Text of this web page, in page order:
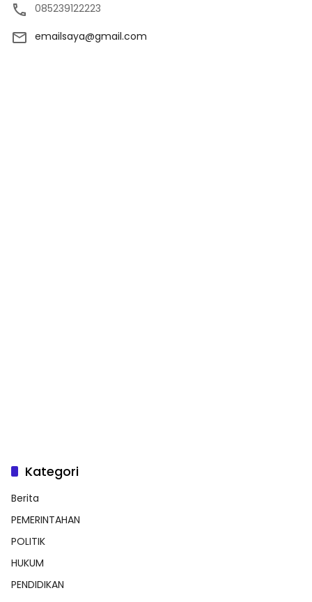
085239122223
emailsaya@gmail.com
Kategori
Berita
PEMERINTAHAN
POLITIK
HUKUM
PENDIDIKAN